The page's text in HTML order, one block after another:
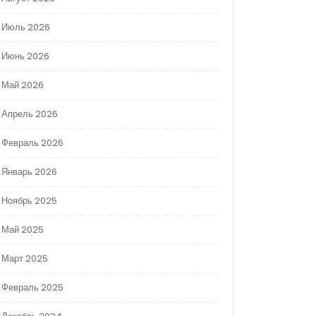
Июль 2026
Июнь 2026
Май 2026
Апрель 2026
Февраль 2026
Январь 2026
Ноябрь 2025
Май 2025
Март 2025
Февраль 2025